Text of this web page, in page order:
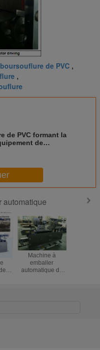
de PVC ,
,
de PVC formant la
de
automatique
Machine à
emballer
automatique de